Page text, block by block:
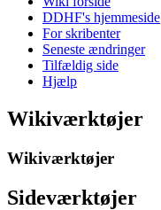
DDHF's hjemmeside
For skribenter
Seneste ændringer
Tilfældig side
Hjælp
Wikiværktøjer
Wikiværktøjer
Sideværktøjer